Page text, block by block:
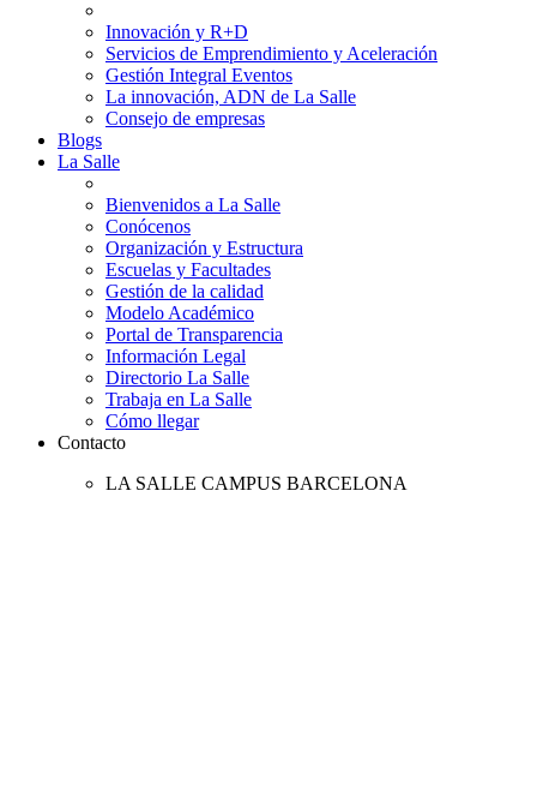
Innovación y R+D
Servicios de Emprendimiento y Aceleración
Gestión Integral Eventos
La innovación, ADN de La Salle
Consejo de empresas
Blogs
La Salle
Bienvenidos a La Salle
Conócenos
Organización y Estructura
Escuelas y Facultades
Gestión de la calidad
Modelo Académico
Portal de Transparencia
Información Legal
Directorio La Salle
Trabaja en La Salle
Cómo llegar
Contacto
LA SALLE CAMPUS BARCELONA